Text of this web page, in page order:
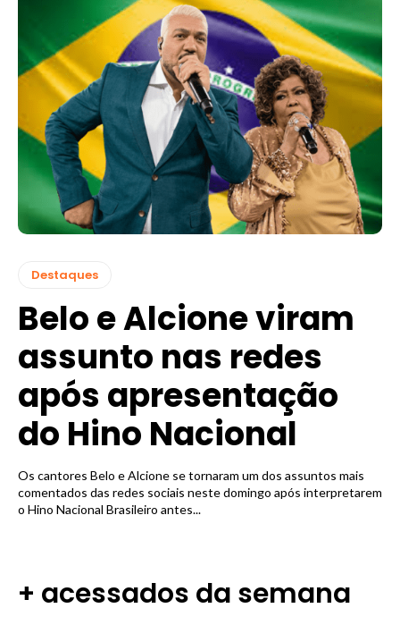
Destaques
Belo e Alcione viram
assunto nas redes
após apresentação
do Hino Nacional
Os cantores Belo e Alcione se tornaram um dos assuntos mais
comentados das redes sociais neste domingo após interpretarem
o Hino Nacional Brasileiro antes...
+ acessados da semana